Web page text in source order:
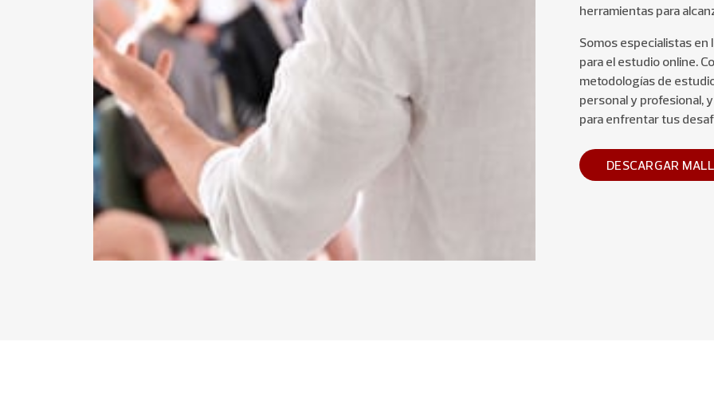
herramientas para
Somos especialistas
para el estudio online.
metodologías de
personal y profesional,
para enfrentar tus
DESCARGAR